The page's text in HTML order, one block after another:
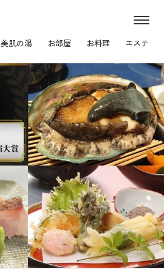
m
e
u
美肌の湯 お部屋 お料理 エステ